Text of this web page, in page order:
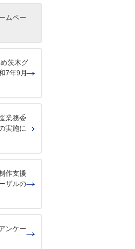
ムペー
茨木グ
7年9月
業務委
実施に
作支援
ザルの
ンケー